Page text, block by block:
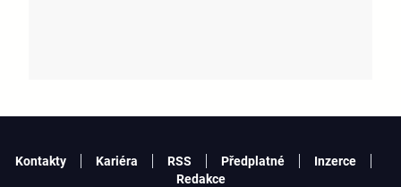
Kontakty Kariéra RSS Předplatné
Inzerce
Redakce